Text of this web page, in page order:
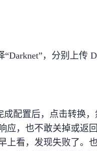
，分别上传
成配置后，点击转换
应，也不敢关掉或返
上看，发现失败了。